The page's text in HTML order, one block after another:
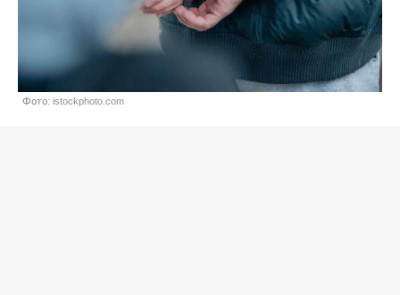
Фото: istockphoto.com